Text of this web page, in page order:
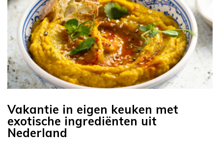
Vakantie in eigen keuken met
exotische ingrediënten uit
Nederland